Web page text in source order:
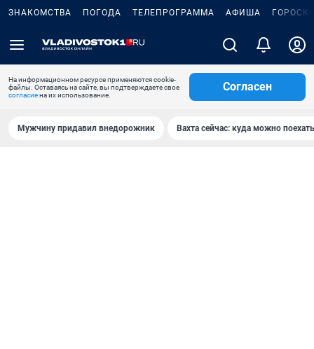
ЗНАКОМСТВА ПОГОДА ТЕЛЕПРОГРАММА АФИША
На информационном ресурсе применяются cookie-
файлы. Оставаясь на сайте, вы подтверждаете свое
согласиена их использование.
Согласен
Мужчину придавил внедорожник Вахта сейчас: куда можно